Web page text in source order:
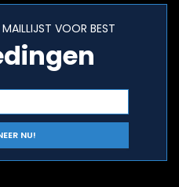
VOOR BEST